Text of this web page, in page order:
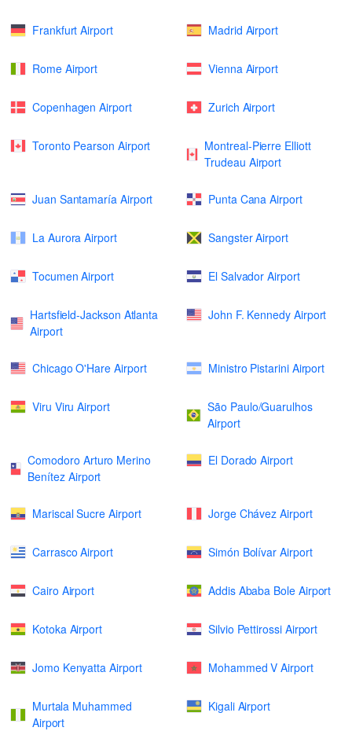
Frankfurt Airport Madrid Airport
Rome Airport Vienna Airport
Copenhagen Airport Zurich Airport
Toronto Pearson Airport
Montreal-Pierre Elliott
Trudeau Airport
Juan Santamaría Airport Punta Cana Airport
La Aurora Airport Sangster Airport
Tocumen Airport El Salvador Airport
Hartsfield-Jackson Atlanta
Airport
John F. Kennedy Airport
Chicago O'Hare Airport Ministro Pistarini Airport
Viru Viru Airport
São Paulo/Guarulhos
Airport
Comodoro Arturo Merino
Benítez Airport
El Dorado Airport
Mariscal Sucre Airport Jorge Chávez Airport
Carrasco Airport Simón Bolívar Airport
Cairo Airport Addis Ababa Bole Airport
Kotoka Airport Silvio Pettirossi Airport
Jomo Kenyatta Airport Mohammed V Airport
Murtala Muhammed
Airport
Kigali Airport